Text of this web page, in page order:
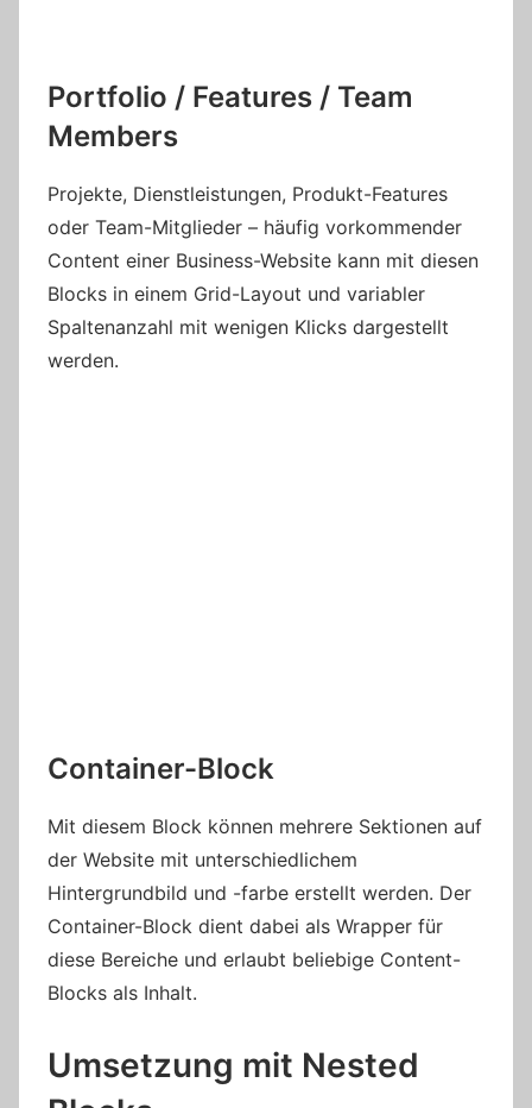
Portfolio / Features / Team
Members
Projekte, Dienstleistungen, Produkt-Features
oder Team-Mitglieder – häufig vorkommender
Content einer Business-Website kann mit diesen
Blocks in einem Grid-Layout und variabler
Spaltenanzahl mit wenigen Klicks dargestellt
werden.
Container-Block
Mit diesem Block können mehrere Sektionen auf
der Website mit unterschiedlichem
Hintergrundbild und -farbe erstellt werden. Der
Container-Block dient dabei als Wrapper für
diese Bereiche und erlaubt beliebige Content-
Blocks als Inhalt.
Umsetzung mit Nested